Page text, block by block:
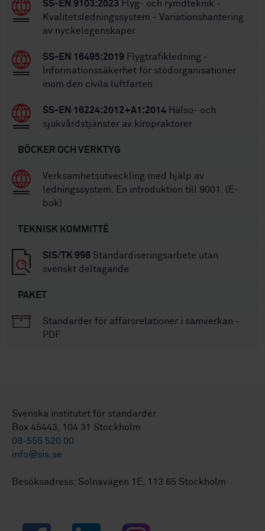
SS-EN 9103:2023 Flyg- och rymdteknik -
Kvalitetsledningssystem - Variationshantering
av nyckelegenskaper
SS-EN 16495:2019 Flygtrafikledning -
Informationssäkerhet för stödorganisationer
inom den civila luftfarten
SS-EN 16224:2012+A1:2014 Hälso- och
sjukvårdstjänster av kiropraktorer
BÖCKER OCH VERKTYG
Verksamhetsutveckling med hjälp av
ledningssystem. En introduktion till 9001. (E-
bok)
TEKNISK KOMMITTÉ
SIS/TK 998 Standardiseringsarbete utan
svenskt deltagande
PAKET
Standarder för affärsrelationer i samverkan -
PDF
Svenska institutet för standarder
Box 45443, 104 31 Stockholm
08-555 520 00
info@sis.se
Besöksadress: Solnavägen 1E, 113 65 Stockholm
Facebook LinkedIn Instagram